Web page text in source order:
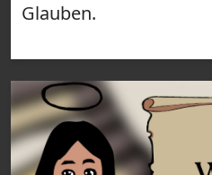
Glauben.